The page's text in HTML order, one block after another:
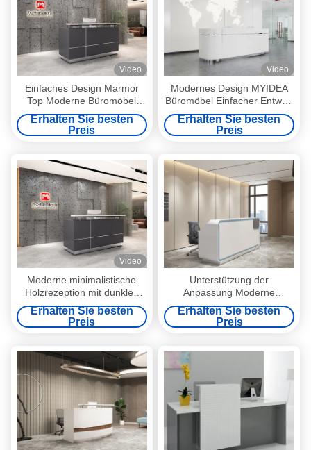
Video
Einfaches Design Marmor
Top Moderne Büromöbel
Rezeption Schreibtisch
Erhalten Sie besten
Preis
Video
Modernes Design MYIDEA
Büromöbel Einfacher Entwurf
Marmortopf Rezeption
Schreibtisch Unterstützung
Anpassung
Erhalten Sie besten
Preis
Video
Moderne minimalistische
Holzrezeption mit dunklen
Frontplatten Büro Hotel
Unternehmen Eingang
Hosting Kunden
Support Anpassung
Erhalten Sie besten
Preis
Unterstützung der
Anpassung Moderne
minimalistische weiße
Frontplatte Rezeption mit
blauem Rahmen für Büro
Krankenhaus Eingang für
Kunden begrüßen
Erhalten Sie besten
Preis